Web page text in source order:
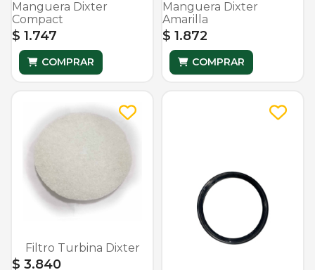
Manguera Dixter
Compact
$ 1.747
COMPRAR
Manguera Dixter
Amarilla
$ 1.872
COMPRAR
Filtro Turbina Dixter
$ 3.840